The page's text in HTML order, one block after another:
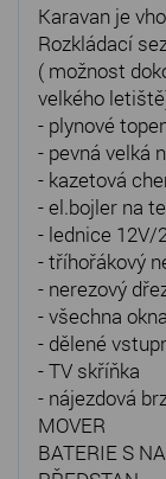
Karavan je
Rozkládací
( možnost
velkého
- plynové
- pevná velká
- kazetová
- el.bojler na
- lednice 12V/
- tříhořákový
- nerezový
- všechna
- dělené
- TV skříňka
- nájezdová
MOVER
BATERIE S